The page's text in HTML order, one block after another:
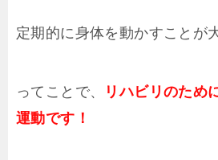
定期的に身体を動かすことが
ってことで、
リハビリのため
運動です！